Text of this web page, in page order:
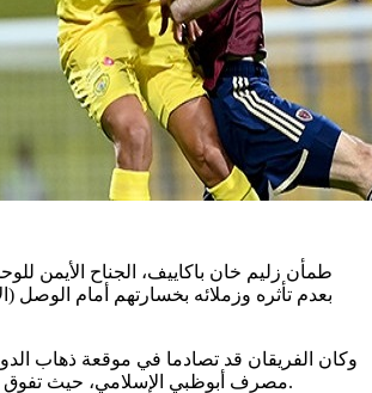
طمأن زليم خان باكاييف، الجناح الأيمن
بعدم تأثره وزملائه بخسارتهم أمام الوصل
وكان الفريقان قد تصادما في موقعة ذهاب
مصرف أبوظبي الإسلامي، حيث تفوق الإمبراطور بنتيجة 2-1.